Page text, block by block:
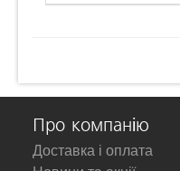
Про компанію
Доставка і оплата